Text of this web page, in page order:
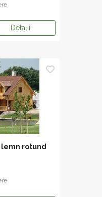
Detalii
lemn rotund